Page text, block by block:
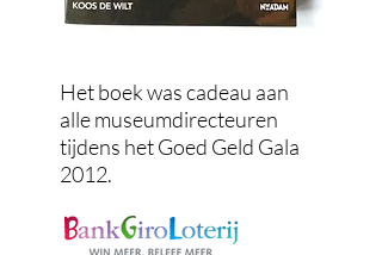
Het boek was cadeau aan
alle museumdirecteuren
tijdens het Goed Geld Gala
2012.